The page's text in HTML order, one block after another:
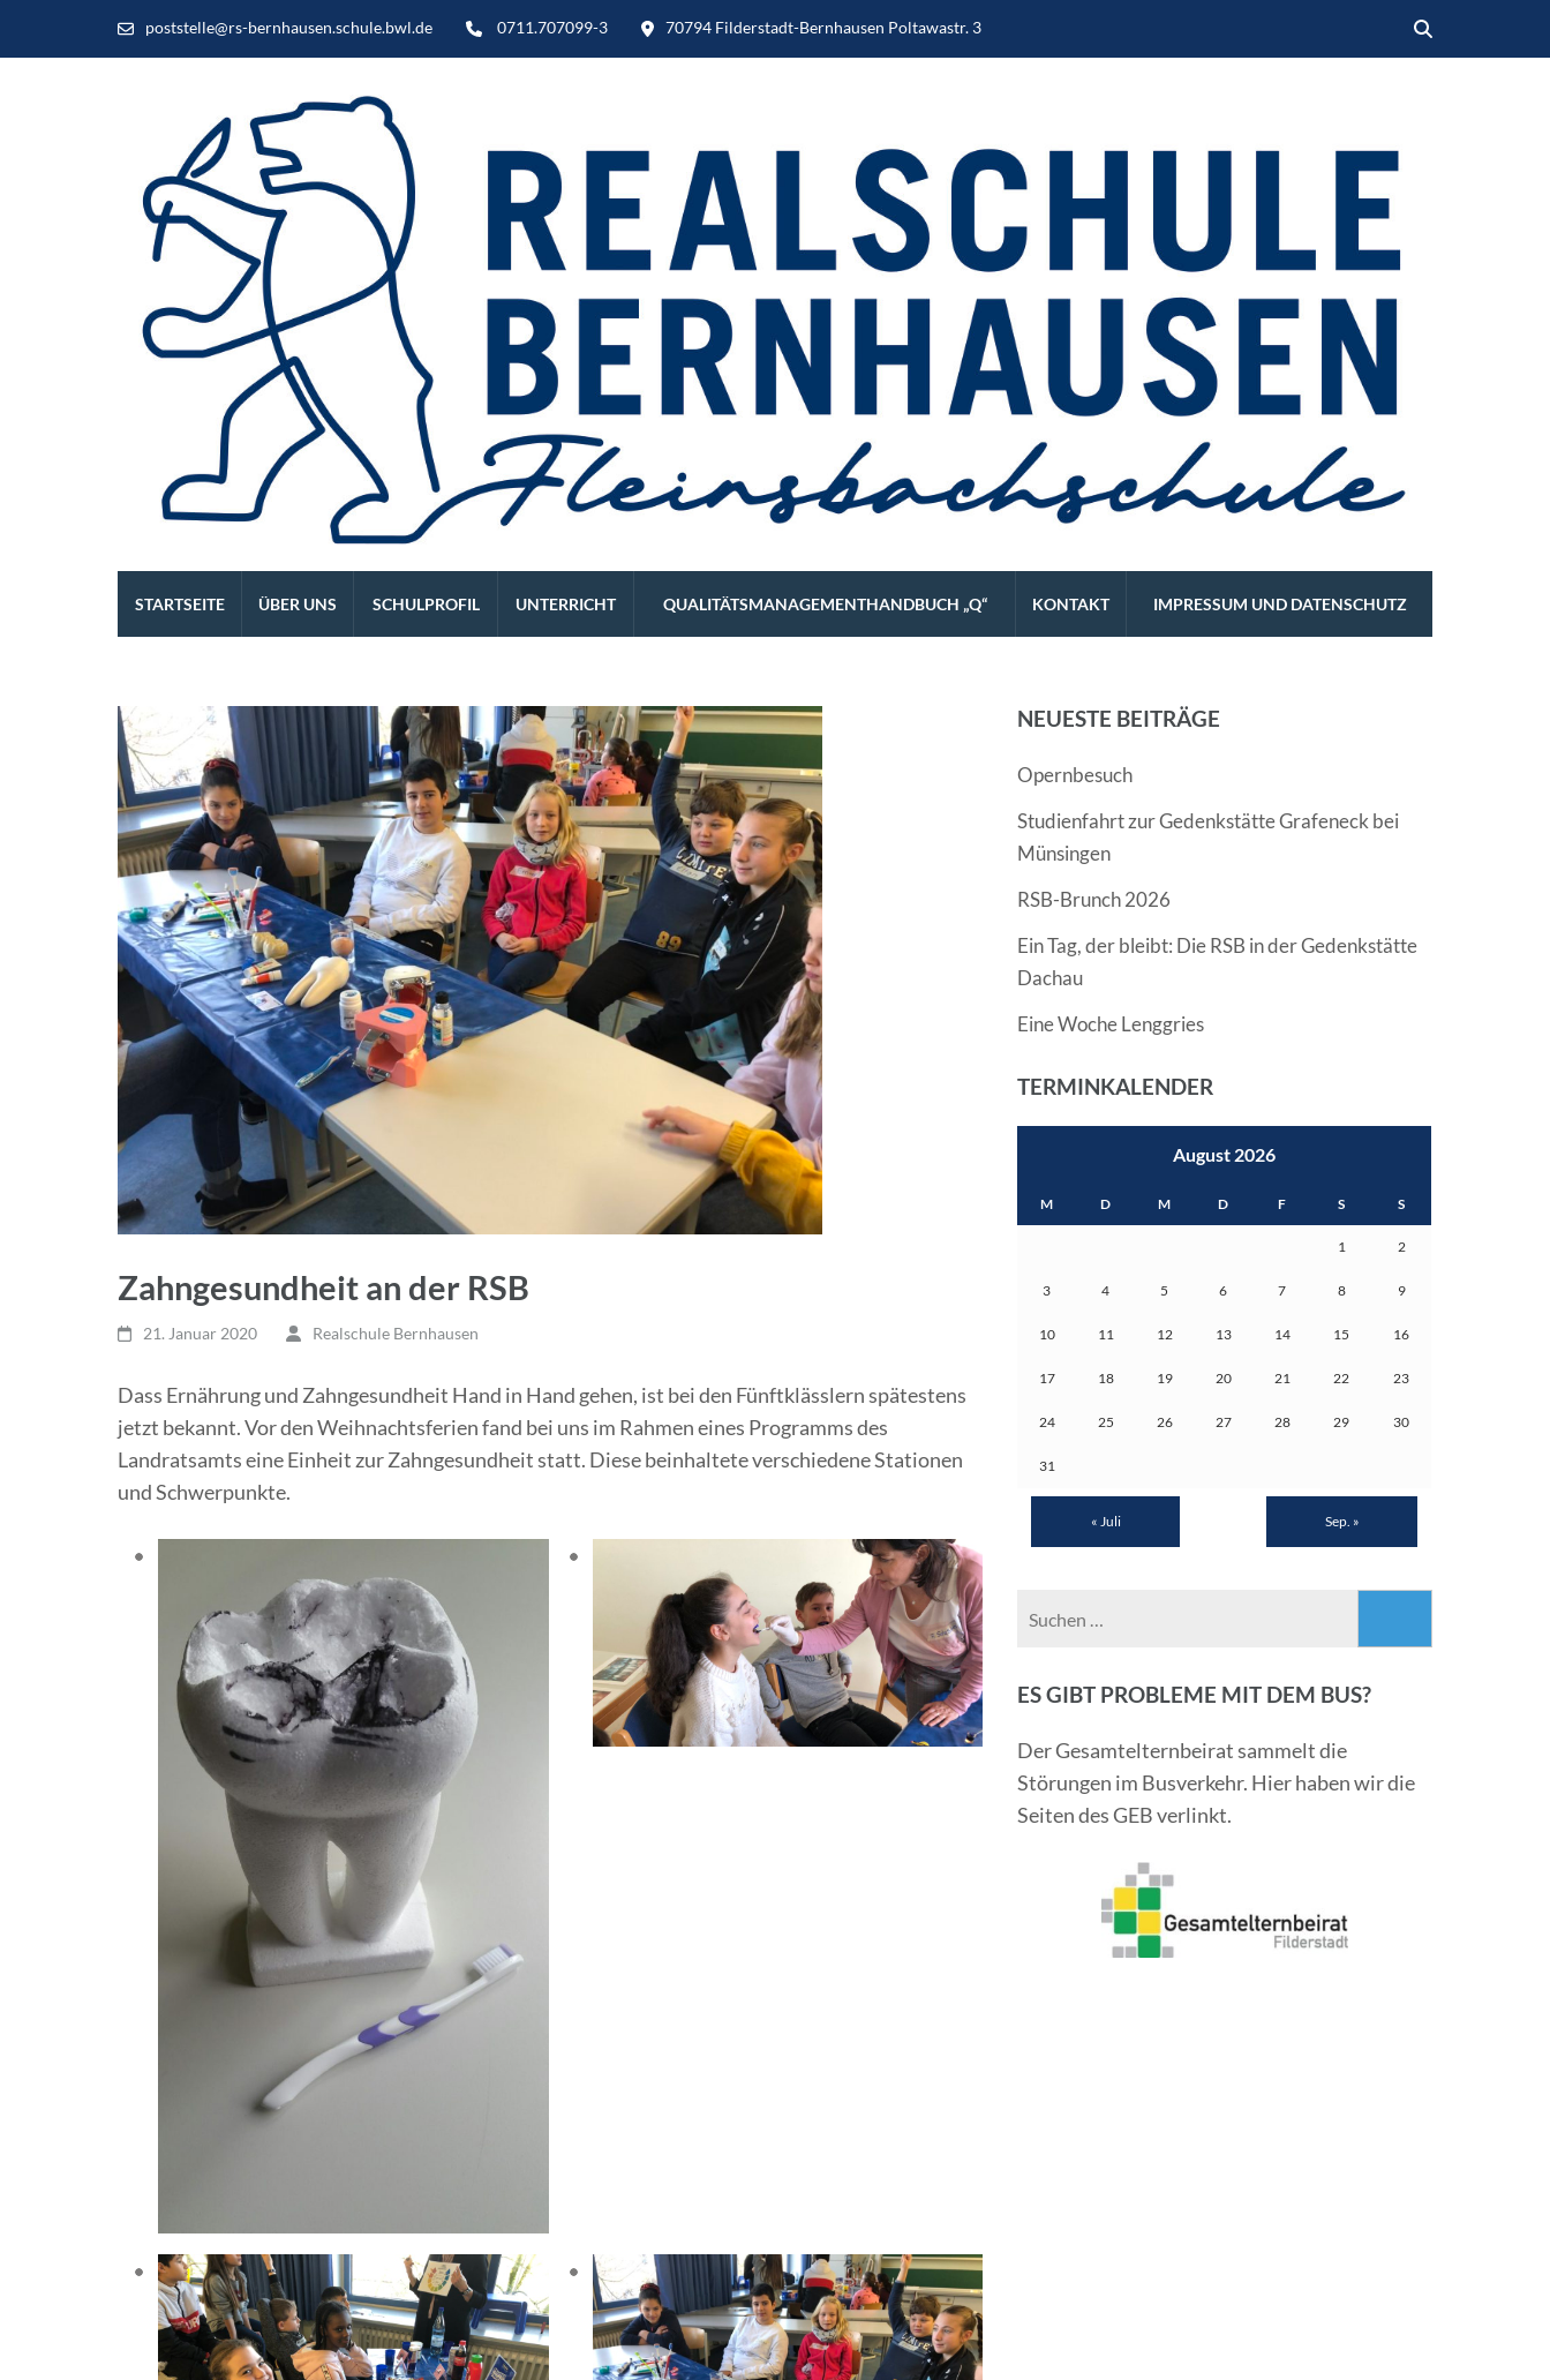
poststelle@rs-bernhausen.schule.bwl.de 0711.707099-3 70794 Filderstadt-Bernhausen Poltawastr. 3
Die REALSCHULE. Eine leistungsstarke Schulart.
STARTSEITE ÜBER UNS SCHULPROFIL UNTERRICHT QUALITÄTSMANAGEMENTHANDBUCH „Q“ KONTAKT IMPRESSUM UND DATENSCHUTZ
Zahngesundheit an der RSB
21. Januar 2020 Realschule Bernhausen
Dass Ernährung und Zahngesundheit Hand in Hand gehen, ist bei den Fünftklässlern spätestens
jetzt bekannt. Vor den Weihnachtsferien fand bei uns im Rahmen eines Programms des
Landratsamts eine Einheit zur Zahngesundheit statt. Diese beinhaltete verschiedene Stationen
und Schwerpunkte.
NEUESTE BEITRÄGE
Opernbesuch
Studienfahrt zur Gedenkstätte Grafeneck bei
Münsingen
RSB-Brunch 2026
Ein Tag, der bleibt: Die RSB in der Gedenkstätte
Dachau
Eine Woche Lenggries
TERMINKALENDER
August 2026
M D M D F S S
1 2
3 4 5 6 7 8 9
10 11 12 13 14 15 16
17 18 19 20 21 22 23
24 25 26 27 28 29 30
31
« Juli Sep. »
ES GIBT PROBLEME MIT DEM BUS?
Der Gesamtelternbeirat sammelt die
Störungen im Busverkehr. Hier haben wir die
Seiten des GEB verlinkt.